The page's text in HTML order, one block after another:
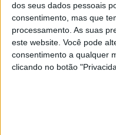
dos seus dados pessoais
consentimento, mas que
processamento. As suas
este website. Você pode
consentimento a qualquer
clicando no botão
6 AGOSTO,
MotoGP:
para
6 AGOSTO,